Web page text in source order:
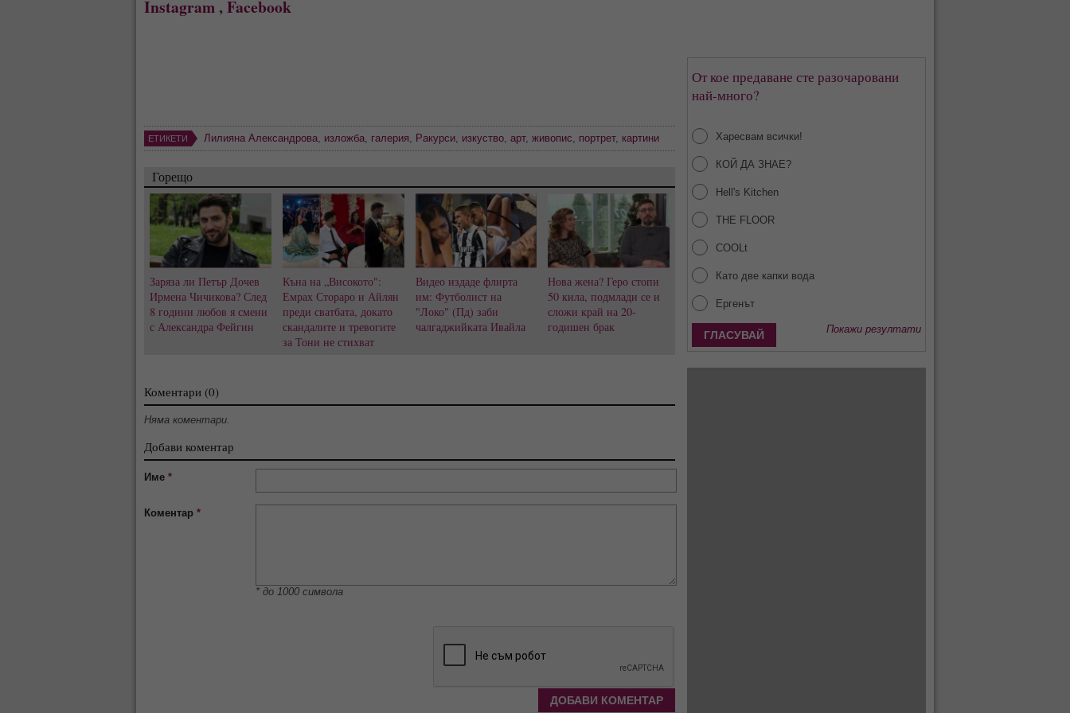
Instagram , Facebook
ЕТИКЕТИ Лилияна Александрова изложба галерия Ракурси изкуство арт, живопис портрет, картини
Горещо
Заряза ли Петър Дочев
Ирмена Чичикова? След
8 години любов я смени
с Александра Фейгин
Къна на „Високото":
Емрах Стораро и Айлян
преди сватбата, докато
скандалите и тревогите
за Тони не стихват
Видео издаде флирта
им: Футболист на
"Локо" (Пд) заби
чалгаджийката Ивайла
Нова жена? Геро стопи
50 кила, подмлади се и
сложи край на 20-
годишен брак
Коментари (0)
Няма коментари.
Добави коментар
Име *
Коментар *
* до 1000 символа
От кое предаване сте разочаровани
най-много?
Харесвам всички!
КОЙ ДА ЗНАЕ?
Hell's Kitchen
THE FLOOR
COOLt
Като две капки вода
Ергенът
Покажи резултати